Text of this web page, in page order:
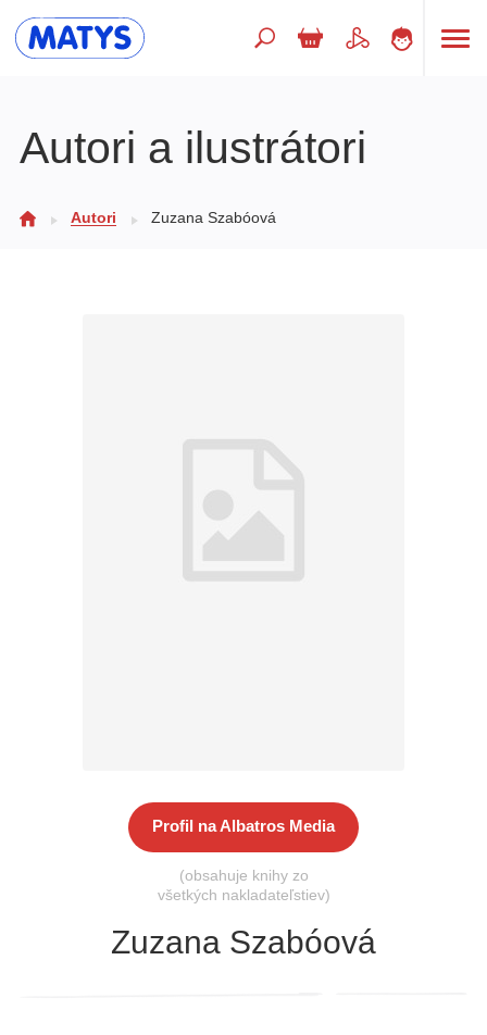
Doplnkový sortiment
Všetky kategórie
Autori a ilustrátori
Autori Zuzana Szabóová
Profil na Albatros Media
(obsahuje knihy zo
všetkých nakladateľstiev)
Zuzana Szabóová